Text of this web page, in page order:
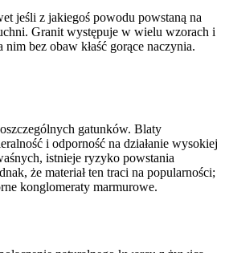
jeśli z jakiegoś powodu powstaną na
Granit występuje w wielu wzorach i
bez obaw kłaść gorące naczynia.
gatunków. Blaty
i odporność na działanie wysokiej
istnieje ryzyko powstania
że materiał ten traci na popularności;
konglomeraty marmurowe.